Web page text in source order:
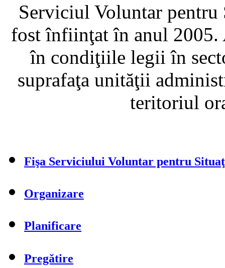
Serviciul Voluntar pentru
fost înfiinţat în anul 2005.
în condiţiile legii în
suprafaţa unităţii
teritoriul
Fişa Serviciului Voluntar pentru
Organizare
Planificare
Pregătire